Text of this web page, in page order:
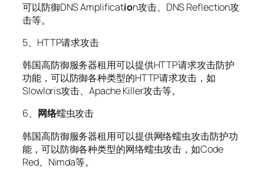
可以防御DNS Amplification攻击、DNS Reflection攻
击等。
5、HTTP请求攻击
韩国高防御服务器租用可以提供HTTP请求攻击防护
功能，可以防御各种类型的HTTP请求攻击，如
Slowloris攻击、Apache Killer攻击等。
6、 网络蠕虫攻击
韩国高防御服务器租用可以提供网络蠕虫攻击防护功
能，可以防御各种类型的网络蠕虫攻击，如Code
Red、Nimda等。